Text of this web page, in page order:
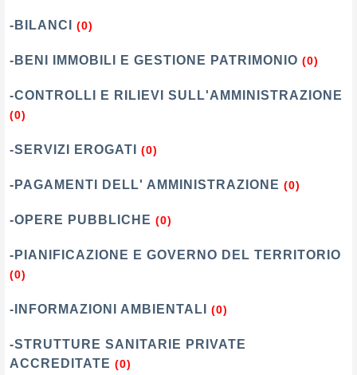
-BILANCI (0)
-BENI IMMOBILI E GESTIONE PATRIMONIO (0)
-CONTROLLI E RILIEVI SULL'AMMINISTRAZIONE
(0)
-SERVIZI EROGATI (0)
-PAGAMENTI DELL' AMMINISTRAZIONE (0)
-OPERE PUBBLICHE (0)
-PIANIFICAZIONE E GOVERNO DEL TERRITORIO
(0)
-INFORMAZIONI AMBIENTALI (0)
-STRUTTURE SANITARIE PRIVATE
ACCREDITATE (0)